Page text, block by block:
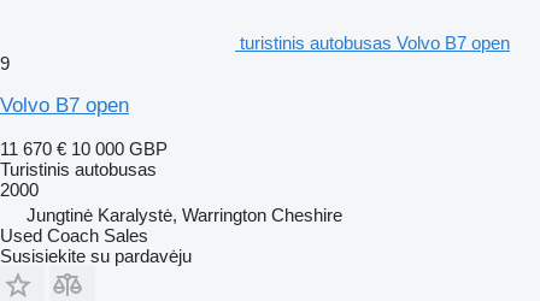
turistinis autobusas Volvo B7 open
9
Volvo B7 open
11 670 € 10 000 GBP
Turistinis autobusas
2000
Jungtinė Karalystė, Warrington Cheshire
Used Coach Sales
Susisiekite su pardavėju